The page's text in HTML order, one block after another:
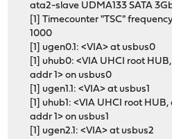
ata2-slave UDMA133 SATA
[1] Timecounter "TSC"
1000
[1] ugen0.1: <VIA> at usbus0
[1] uhub0: <VIA UHCI root
addr 1> on usbus0
[1] ugen1.1: <VIA> at usbus1
[1] uhub1: <VIA UHCI root
addr 1> on usbus1
[1] ugen2.1: <VIA> at usbus2